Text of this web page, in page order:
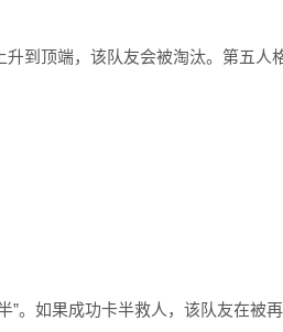
到顶端，该队友会被淘汰。第五人
。如果成功卡半救人，该队友在被